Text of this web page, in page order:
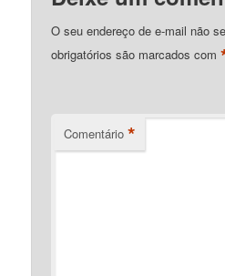
O seu endereço de e-mail não
obrigatórios são marcados com
Comentário *